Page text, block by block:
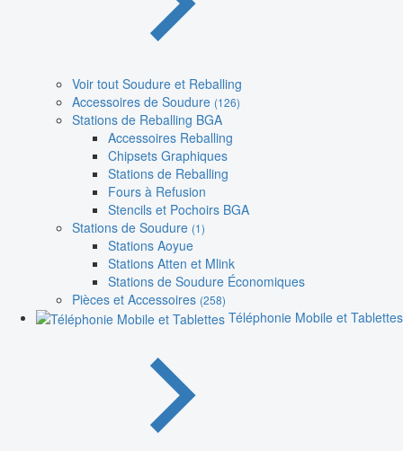
Voir tout Soudure et Reballing
Accessoires de Soudure (126)
Stations de Reballing BGA
Accessoires Reballing
Chipsets Graphiques
Stations de Reballing
Fours à Refusion
Stencils et Pochoirs BGA
Stations de Soudure (1)
Stations Aoyue
Stations Atten et Mlink
Stations de Soudure Économiques
Pièces et Accessoires (258)
Téléphonie Mobile et Tablettes